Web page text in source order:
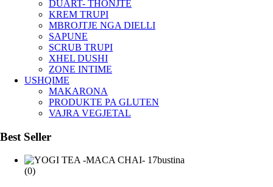
DUART- THONJTE
KREM TRUPI
MBROJTJE NGA DIELLI
SAPUNE
SCRUB TRUPI
XHEL DUSHI
ZONE INTIME
USHQIME
MAKARONA
PRODUKTE PA GLUTEN
VAJRA VEGJETAL
Best Seller
(0)